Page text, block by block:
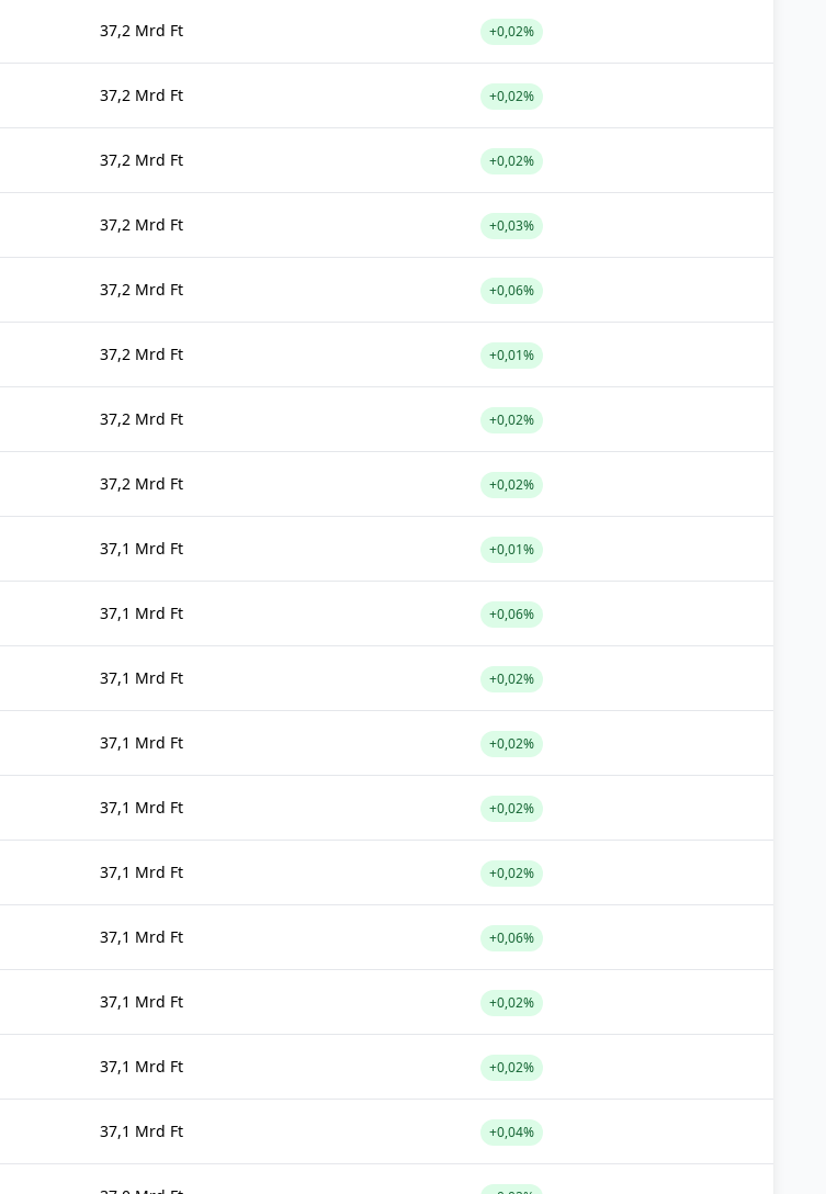
37,2 Mrd Ft +0,02%
37,2 Mrd Ft +0,02%
37,2 Mrd Ft +0,02%
37,2 Mrd Ft +0,03%
37,2 Mrd Ft +0,06%
37,2 Mrd Ft +0,01%
37,2 Mrd Ft +0,02%
37,2 Mrd Ft +0,02%
37,1 Mrd Ft +0,01%
37,1 Mrd Ft +0,06%
37,1 Mrd Ft +0,02%
37,1 Mrd Ft +0,02%
37,1 Mrd Ft +0,02%
37,1 Mrd Ft +0,02%
37,1 Mrd Ft +0,06%
37,1 Mrd Ft +0,02%
37,1 Mrd Ft +0,02%
37,1 Mrd Ft +0,04%